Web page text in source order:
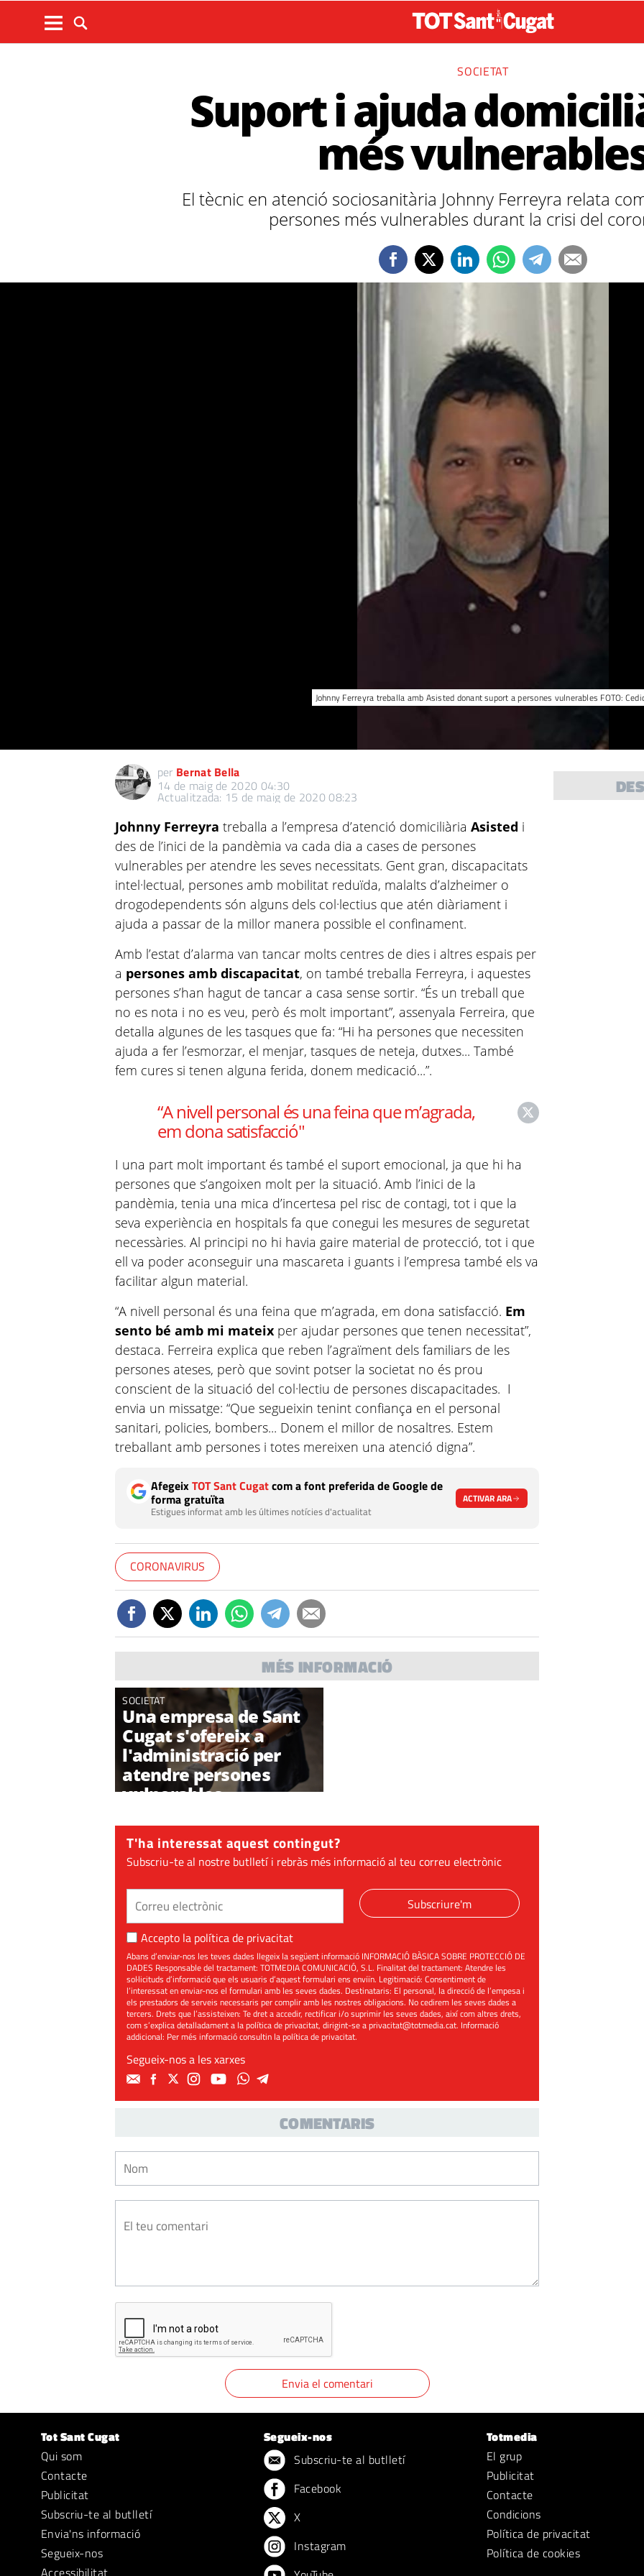
SOCIETAT
Suport i ajuda
més
El tècnic en atenció sociosanitària Johnny Ferreyra relata
persones més vulnerables durant la crisi del
Johnny Ferreyra treballa amb Asisted donant suport a persones vulnerables FOTO:
per Bernat Bella
14 de maig de 2020 04:30
Actualitzada: 15 de maig de 2020 08:23
Johnny Ferreyra treballa a l’empresa d’atenció domiciliàriaAsisted i
des de l’inici de la pandèmia va cada dia a cases de persones
vulnerables per atendre les seves necessitats. Gent gran, discapacitats
intel·lectual, persones amb mobilitat reduïda, malalts d’alzheimer o
drogodependents són alguns dels col·lectius que atén diàriament i
ajuda a passar de la millor manera possible el confinament.
Amb l’estat d’alarma van tancar molts centres de dies i altres espais per
a persones amb discapacitat, on també treballa Ferreyra, i aquestes
persones s’han hagut de tancar a casa sense sortir. “És un treball que
no es nota i no es veu, però és molt important”, assenyala Ferreira, que
detalla algunes de les tasques que fa: “Hi ha persones que necessiten
ajuda a fer l’esmorzar, el menjar, tasques de neteja, dutxes... També
fem cures si tenen alguna ferida, donem medicació...”.
“A nivell personal és una feina que m’agrada,
em dona satisfacció"
I una part molt important és també el suport emocional, ja que hi ha
persones que s’angoixen molt per la situació. Amb l’inici de la
pandèmia, tenia una mica d’incertesa pel risc de contagi, tot i que la
seva experiència en hospitals fa que conegui les mesures de seguretat
necessàries. Al principi no hi havia gaire material de protecció, tot i que
ell va poder aconseguir una mascareta i guants i l’empresa també els va
facilitar algun material.
“A nivell personal és una feina que m’agrada, em dona satisfacció. Em
sento bé amb mi mateix per ajudar persones que tenen necessitat”,
destaca. Ferreira explica que reben l’agraïment dels familiars de les
persones ateses, però que sovint potser la societat no és prou
conscient de la situació del col·lectiu de persones discapacitades. I
envia un missatge: “Que segueixin tenint confiança en el personal
sanitari, policies, bombers... Donem el millor de nosaltres. Estem
treballant amb persones i totes mereixen una atenció digna”.
AfegeixTOT Sant Cugatcom a font preferida de Google de
forma gratuïta
Estigues informat amb les últimes notícies d'actualitat
ACTIVAR ARA
CORONAVIRUS
MÉS INFORMACIÓ
SOCIETAT
Una empresa de Sant
Cugat s'ofereix a
l'administració per
atendre persones
vulnerables
T'ha interessat aquest contingut?
Subscriu-te al nostre butlletí i rebràs més informació al teu correu electrònic
Subscriure'm
Accepto la política de privacitat
Abans d’enviar-nos les teves dades llegeix la següent informació INFORMACIÓ BÀSICA SOBRE PROTECCIÓ DE
DADES Responsable del tractament: TOTMEDIA COMUNICACIÓ, S.L. Finalitat del tractament: Atendre les
sol·licituds d’informació que els usuaris d’aquest formulari ens enviïn. Legitimació: Consentiment de
l’interessat en enviar-nos el formulari amb les seves dades. Destinataris: El personal, la direcció de l’empesa i
els prestadors de serveis necessaris per complir amb les nostres obligacions. No cedirem les seves dades a
tercers. Drets que l’assisteixen: Te dret a accedir, rectificar i/o suprimir les seves dades, així com altres drets,
com s’explica detalladament a la política de privacitat, dirigint-se aprivacitat@totmedia.cat. Informació
addicional: Per més informació consultin lapolítica de privacitat.
Segueix-nos a les xarxes
COMENTARIS
Tot Sant Cugat
Qui som
Contacte
Publicitat
Subscriu-te al butlletí
Envia'ns informació
Segueix-nos
Accessibilitat
Segueix-nos
Subscriu-te al butlletí
Facebook
X
Instagram
Totmedia
El grup
Publicitat
Contacte
Condicions
Política de privacitat
Política de cookies